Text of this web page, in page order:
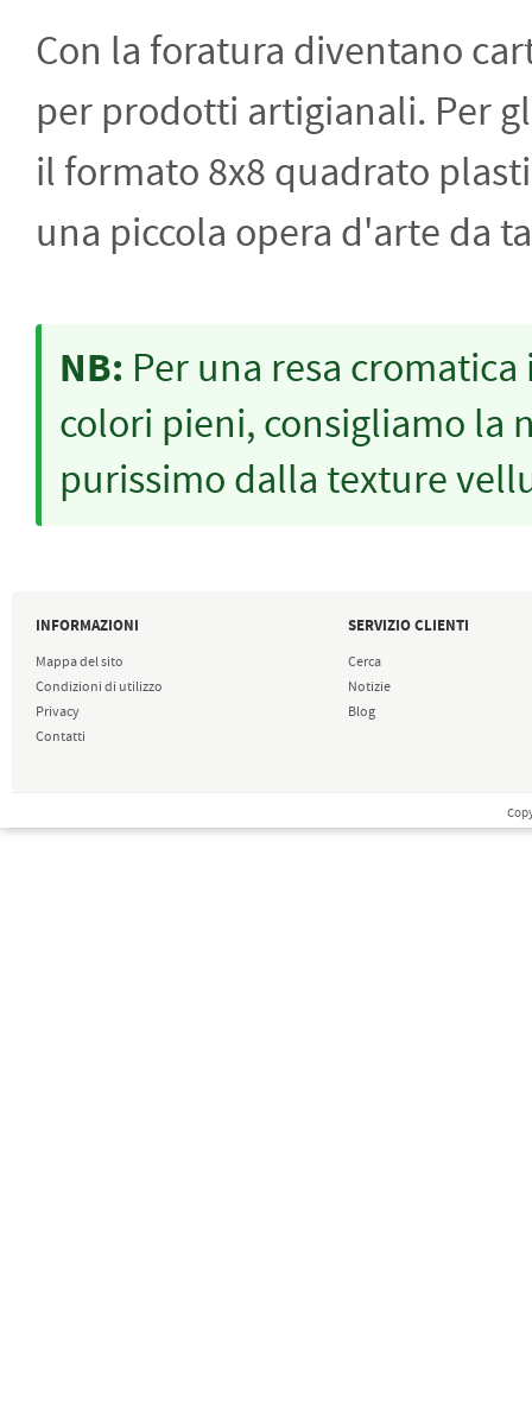
Con la foratura diventano
per prodotti artigianali. Per
il formato 8x8 quadrato
una piccola opera d'arte da
NB: Per una resa
colori pieni, consigliamo la
purissimo dalla texture
INFORMAZIONI
Mappa del sito
Condizioni di utilizzo
Privacy
Contatti
SERVIZIO CLIENTI
Cerca
Notizie
Blog